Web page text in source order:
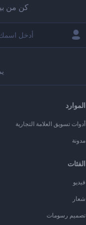
كن من
الموارد
أدوات تسويق العلامة التجارية
مدونة
الفئات
فيديو
شعار
تصميم رسومات